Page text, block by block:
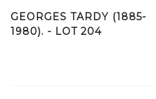
GEORGES TARDY (1885-
1980). - LOT 204